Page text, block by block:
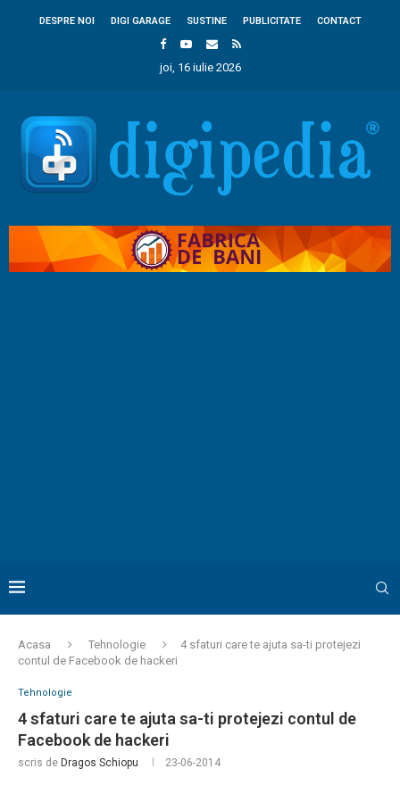
DESPRE NOI DIGI GARAGE SUSTINE PUBLICITATE CONTACT
joi, 16 iulie 2026
Acasa Tehnologie
4 sfaturi care te ajuta sa-ti protejezi
contul de Facebook de hackeri
Tehnologie
4 sfaturi care te ajuta sa-ti protejezi contul de
Facebook de hackeri
scris de Dragos Schiopu 23-06-2014